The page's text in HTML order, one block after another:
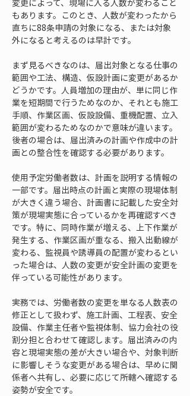
変更によって、現場に入る人数が変わること
もあります。このとき、人数が変わったから
直ちに88条申請の対象になる、または対象
外になると考えるのは早計です。
まず見るべきなのは、届出対象となる仕事の
範囲や工法、構造、仮設計画に変更があるか
どうかです。人員増加の理由が、単に同じ作
業を短期間で行うためなのか、それとも施工
手順、作業区画、仮設設備、重機配置、立入
範囲が変わるためなのかで意味が違います。
後者の場合は、届出済みの計画や作成中の計
画との整合性を確認する必要があります。
使用予定労働者数は、計画を説明する情報の
一部です。届出時点の計画と実際の現場体制
が大きく違う場合、計画書に記載した安全対
策が現場実態に合っているかを再確認すべき
です。特に、同時作業が増える、上下作業が
発生する、作業区画が重なる、搬入出動線が
変わる、監視員や誘導員の配置が変わるとい
った場合は、人数の変更が安全計画の変更を
伴っている可能性があります。
実務では、労働者数の変更を単なる人数表の
修正として扱わず、施工計画、工程表、安全
設備、作業主任者や監視体制、協力会社の役
割分担と合わせて確認します。届出済みの内
容と現場実態の差が大きい場合や、対象判断
に影響しそうな変更がある場合は、早めに関
係者へ共有し、必要に応じて所轄へ確認する
姿勢が安全です。